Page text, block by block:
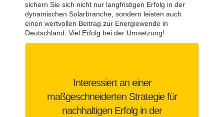
sichern Sie sich nicht nur langfristigen Erfolg in der
dynamischen Solarbranche, sondern leisten auch
einen wertvollen Beitrag zur Energiewende in
Deutschland. Viel Erfolg bei der Umsetzung!
Interessiert an einer
maßgeschneiderten Strategie für
nachhaltigen Erfolg in der